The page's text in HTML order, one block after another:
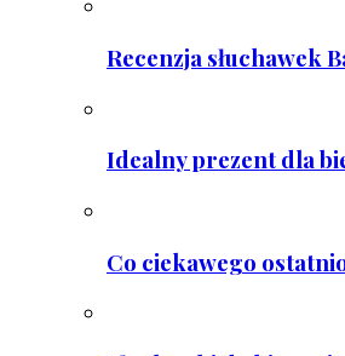
Recenzja słuchawek
Idealny prezent dla
Co ciekawego